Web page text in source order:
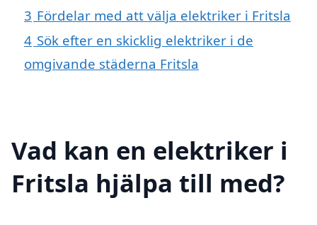
3 Fördelar med att välja elektriker i Fritsla
4 Sök efter en skicklig elektriker i de
omgivande städerna Fritsla
Vad kan en elektriker i
Fritsla hjälpa till med?